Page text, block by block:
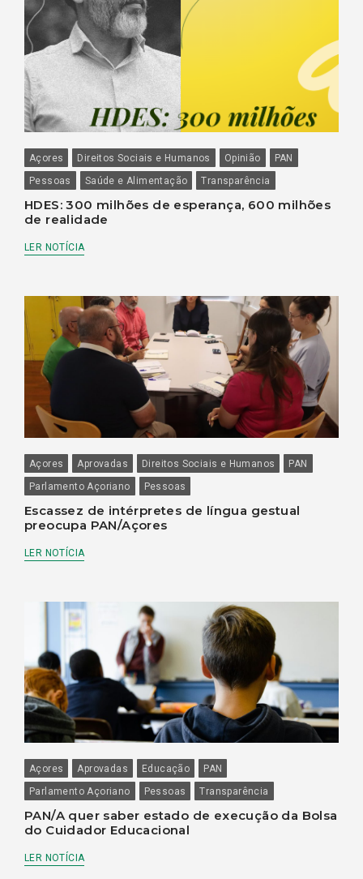
Açores Direitos Sociais e Humanos Opinião
PAN
Pessoas
Saúde e Alimentação Transparência
HDES: 300 milhões de esperança, 600 milhões
de realidade
LER NOTÍCIA
Açores Aprovadas Direitos Sociais e Humanos
PAN
Parlamento Açoriano
Pessoas
Escassez de intérpretes de língua gestual
preocupa PAN/Açores
LER NOTÍCIA
Açores Aprovadas Educação
PAN
Parlamento Açoriano
Pessoas Transparência
PAN/A quer saber estado de execução da Bolsa
do Cuidador Educacional
LER NOTÍCIA